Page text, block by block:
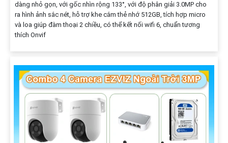
dàng nhỏ gọn, với gốc nhìn rộng 133°, với độ phân giải 3.0MP cho
ra hình ảnh sắc nét, hỗ trợ khe cắm thẻ nhớ 512GB, tích hợp micro
và loa giúp đàm thoại 2 chiều, có thể kết nối wifi 6, chuẩn tương
thích Onvif